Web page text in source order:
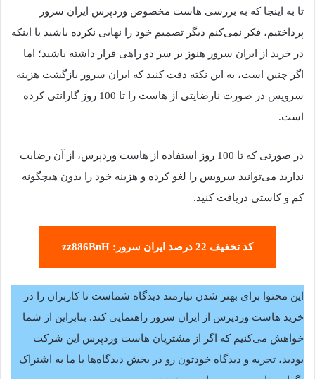
تا به اینجا که به بررسی هاست مخصوص وردپرس ایران سرور
پرداختیم، فکر نمی‌کنم دیگر تصمیم خود را نهایی نکرده باشید یا اینکه
در خرید از ایران سرور هنوز بر سر دو راهی قرار داشته باشید؛ اما
اگر چنین است، به این نکته دقت کنید که ایران سرور بازگشت هزینه
سرویس در صورت نارضایتی از هاست را تا 100 روز گارانتی کرده
است.
در صورتی که تا 100 روز استفاده از هاست وردپرس، از آن رضایت
ندارید می‌توانید سرویس را لغو کرده و هزینه خود را بدون هیچگونه
کم و کاستی دریافت کنید.
کد تخفیف 22 درصد ایران سرور: zz886BnH
این محتوا برای بهتر شدن نیازمند دیدگاه شماست تا کاربران را در
خرید هاست وردپرس از ایران سرور راهنمایی کند. بنابراین از شما
خواهش می‌کنیم که اگر از مشتریان هاست وردپرس این شرکت
بودید، تجربه و دیدگاه خودتون رو در بخش دیدگاه‌ها با ما به اشتراک